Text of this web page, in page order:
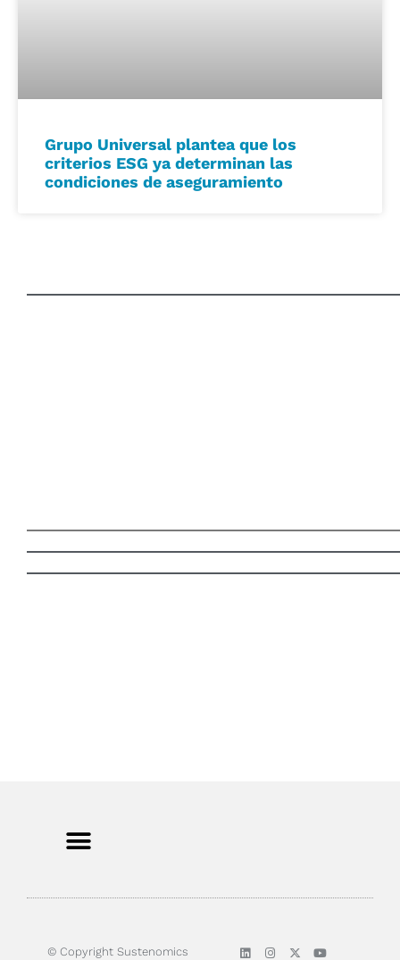
Grupo Universal plantea que los
criterios ESG ya determinan las
condiciones de aseguramiento
© Copyright Sustenomics